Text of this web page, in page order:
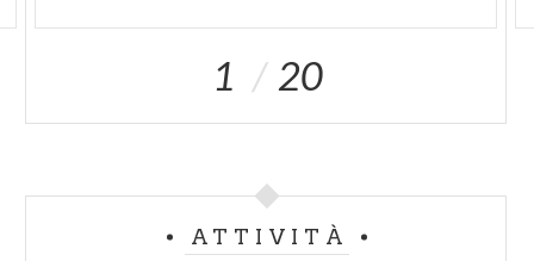
1 20
ATTIVITÀ